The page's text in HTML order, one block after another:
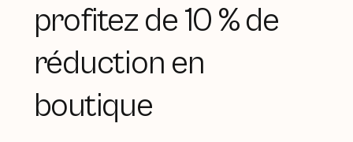
profitez de 10 % de
réduction en
boutique